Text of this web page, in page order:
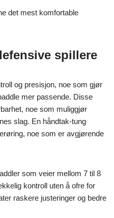
det mest komfortable
spillere
og presisjon, noe som gjør
mer passende. Disse
noe som muliggjør
slag. En håndtak-tung
noe som er avgjørende
som veier mellom 7 til 8
kontroll uten å ofre for
raskere justeringer og bedre